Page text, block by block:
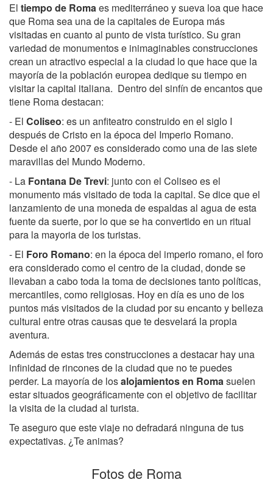
El tiempo de Romaes mediterráneo y sueva loa que hace
que Roma sea una de la capitales de Europa más
visitadas en cuanto al punto de vista turístico. Su gran
variedad de monumentos e inimaginables construcciones
crean un atractivo especial a la ciudad lo que hace que la
mayoría de la población europea dedique su tiempo en
visitar la capital italiana. Dentro del sinfín de encantos que
tiene Roma destacan:
- El Coliseo: es un anfiteatro construido en el siglo I
después de Cristo en la época del Imperio Romano.
Desde el año 2007 es considerado como una de las siete
maravillas del Mundo Moderno.
- La Fontana De Trevi: junto con el Coliseo es el
monumento más visitado de toda la capital. Se dice que el
lanzamiento de una moneda de espaldas al agua de esta
fuente da suerte, por lo que se ha convertido en un ritual
para la mayoria de los turistas.
- El Foro Romano: en la época del imperio romano, el foro
era considerado como el centro de la ciudad, donde se
llevaban a cabo toda la toma de decisiones tanto políticas,
mercantiles, como religiosas. Hoy en día es uno de los
puntos más visitados de la ciudad por su encanto y belleza
cultural entre otras causas que te desvelará la propia
aventura.
Además de estas tres construcciones a destacar hay una
infinidad de rincones de la ciudad que no te puedes
perder. La mayoría de losalojamientos en Romasuelen
estar situados geográficamente con el objetivo de facilitar
la visita de la ciudad al turista.
Te aseguro que este viaje no defradará ninguna de tus
expectativas. ¿Te animas?
Fotos de Roma